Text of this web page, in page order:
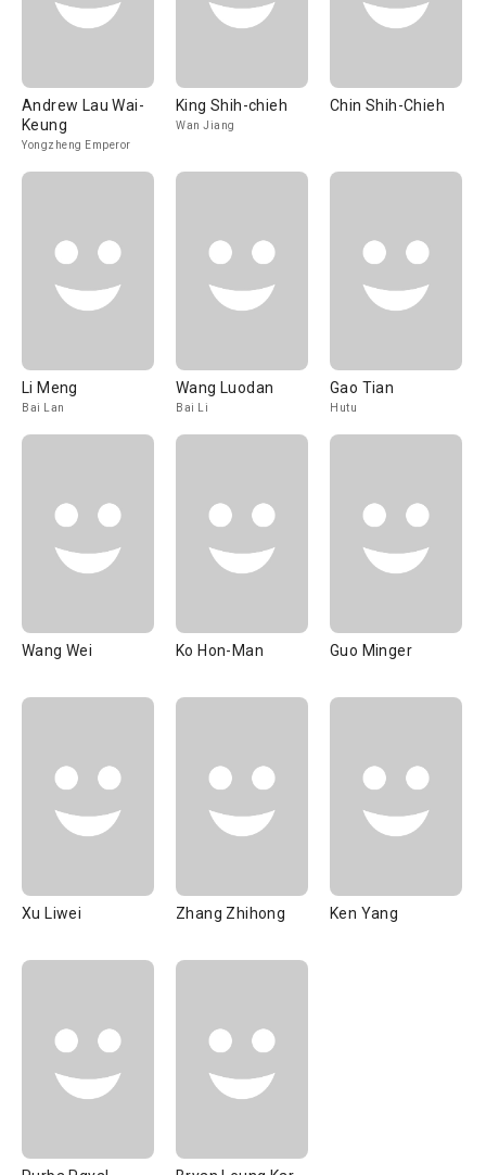
Andrew Lau Wai-
Keung
Yongzheng Emperor
King Shih-chieh
Wan Jiang
Chin Shih-Chieh
Li Meng
Bai Lan
Wang Luodan
Bai Li
Gao Tian
Hutu
Wang Wei Ko Hon-Man Guo Minger
Xu Liwei Zhang Zhihong Ken Yang